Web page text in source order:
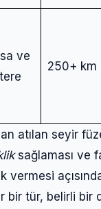
ve
250+ km
atılan seyir
sağlaması ve
vermesi
bir tür, belirli bir